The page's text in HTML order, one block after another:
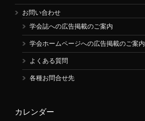
お問い合わせ
学会誌への広告掲載のご案内
学会ホームページへの広告掲載のご案内
よくある質問
各種お問合せ先
カレンダー